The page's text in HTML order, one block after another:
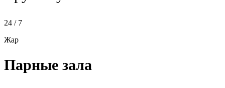
24 / 7
Жар
Парные зала